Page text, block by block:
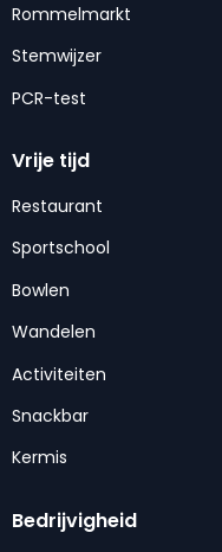
Rommelmarkt
Stemwijzer
PCR-test
Vrije tijd
Restaurant
Sportschool
Bowlen
Wandelen
Activiteiten
Snackbar
Kermis
Bedrijvigheid